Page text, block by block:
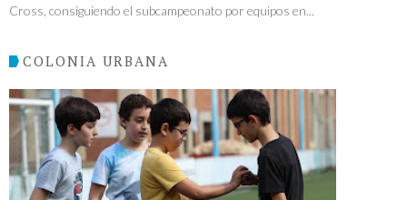
Cross, consiguiendo el subcampeonato por equipos en...
COLONIA URBANA